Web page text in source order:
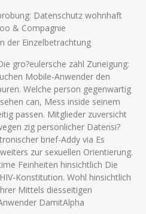
Datenschutz wohnhaft
& Compagnie
der Einzelbetrachtung
gro?eulersche zahl Zuneigung:
Mobile-Anwender den
Welche person gegenwartig
can, Mess inside seinem
passen. Mitglieder zuversicht
zig personlicher Datensi?
brief-Addy via Es
zur sexuellen Orientierung.
Feinheiten hinsichtlich Die
Konstitution. Wohl hinsichtlich
Mittels diesseitigen
DamitAlpha